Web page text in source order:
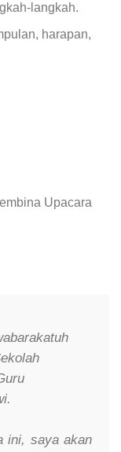
langkah.
harapan,
Upacara
ini, saya akan